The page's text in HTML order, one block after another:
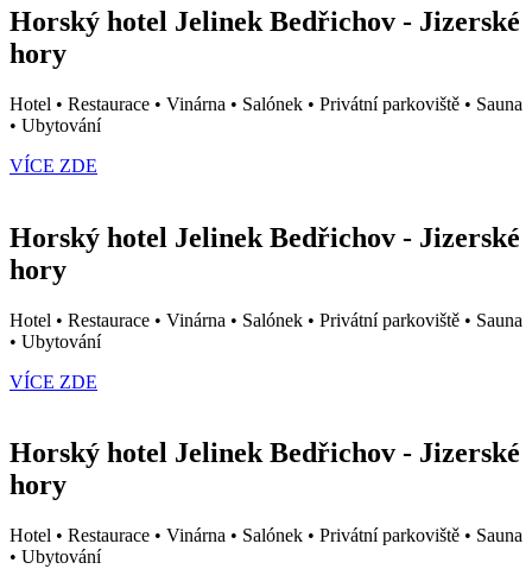
Horský hotel Jelinek Bedřichov - Jizerské
hory
Hotel • Restaurace • Vinárna • Salónek • Privátní parkoviště • Sauna
• Ubytování
VÍCE ZDE
Horský hotel Jelinek Bedřichov - Jizerské
hory
Hotel • Restaurace • Vinárna • Salónek • Privátní parkoviště • Sauna
• Ubytování
VÍCE ZDE
Horský hotel Jelinek Bedřichov - Jizerské
hory
Hotel • Restaurace • Vinárna • Salónek • Privátní parkoviště • Sauna
• Ubytování